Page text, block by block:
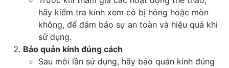
hãy kiểm tra kính xem có bị hỏng hoặc mòn
không, để đảm bảo sự an toàn và hiệu quả khi
sử dụng.
Bảo quản kính đúng cách
Sau mỗi lần sử dụng, hãy bảo quản kính đúng